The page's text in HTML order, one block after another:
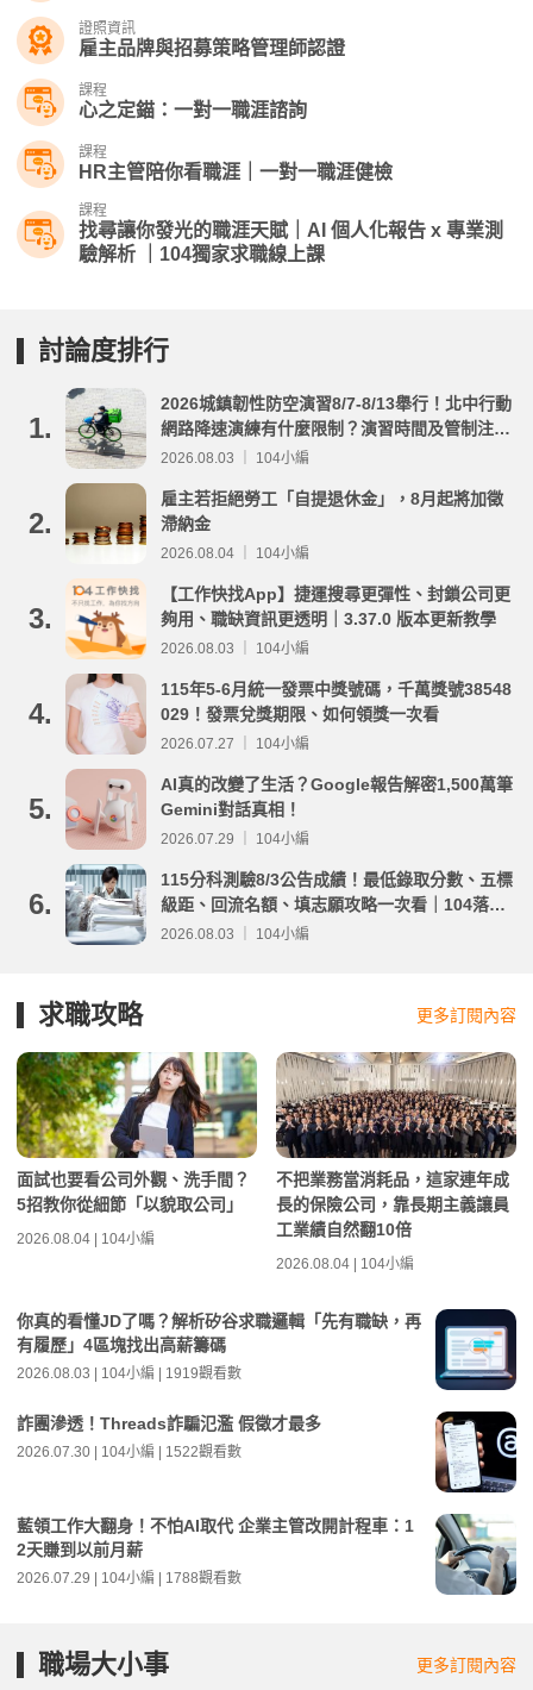
證照資訊
雇主品牌與招募策略管理師認證
課程
心之定錨：一對一職涯諮詢
課程
HR主管陪你看職涯｜一對一職涯健檢
課程
找尋讓你發光的職涯天賦｜AI 個人化報告 x 專業測
驗解析 ｜104獨家求職線上課
討論度排行
1.
2026城鎮韌性防空演習8/7-8/13舉行！北中行動
網路降速演練有什麼限制？演習時間及管制注意
事項整理
2026.08.03 ｜ 104小編
2.
雇主若拒絕勞工「自提退休金」，8月起將加徵
滯納金
2026.08.04 ｜ 104小編
3.
【工作快找App】捷運搜尋更彈性、封鎖公司更
夠用、職缺資訊更透明｜3.37.0 版本更新教學
2026.08.03 ｜ 104小編
4.
115年5-6月統一發票中獎號碼，千萬獎號38548
029！發票兌獎期限、如何領獎一次看
2026.07.27 ｜ 104小編
5.
AI真的改變了生活？Google報告解密1,500萬筆
Gemini對話真相！
2026.07.29 ｜ 104小編
6.
115分科測驗8/3公告成績！最低錄取分數、五標
級距、回流名額、填志願攻略一次看｜104落點
分析
2026.08.03 ｜ 104小編
求職攻略 更多訂閱內容
面試也要看公司外觀、洗手間？
5招教你從細節「以貌取公司」
2026.08.04 | 104小編
不把業務當消耗品，這家連年成
長的保險公司，靠長期主義讓員
工業績自然翻10倍
2026.08.04 | 104小編
你真的看懂JD了嗎？解析矽谷求職邏輯「先有職缺，再
有履歷」4區塊找出高薪籌碼
2026.08.03 | 104小編 | 1919觀看數
詐團滲透！Threads詐騙氾濫 假徵才最多
2026.07.30 | 104小編 | 1522觀看數
藍領工作大翻身！不怕AI取代 企業主管改開計程車：1
2天賺到以前月薪
2026.07.29 | 104小編 | 1788觀看數
職場大小事 更多訂閱內容